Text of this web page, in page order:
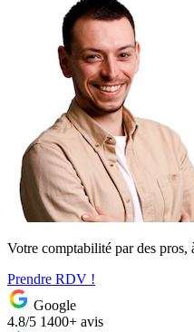
Votre comptabilité par des
Prendre RDV !
Google
4.8/5 1400+ avis